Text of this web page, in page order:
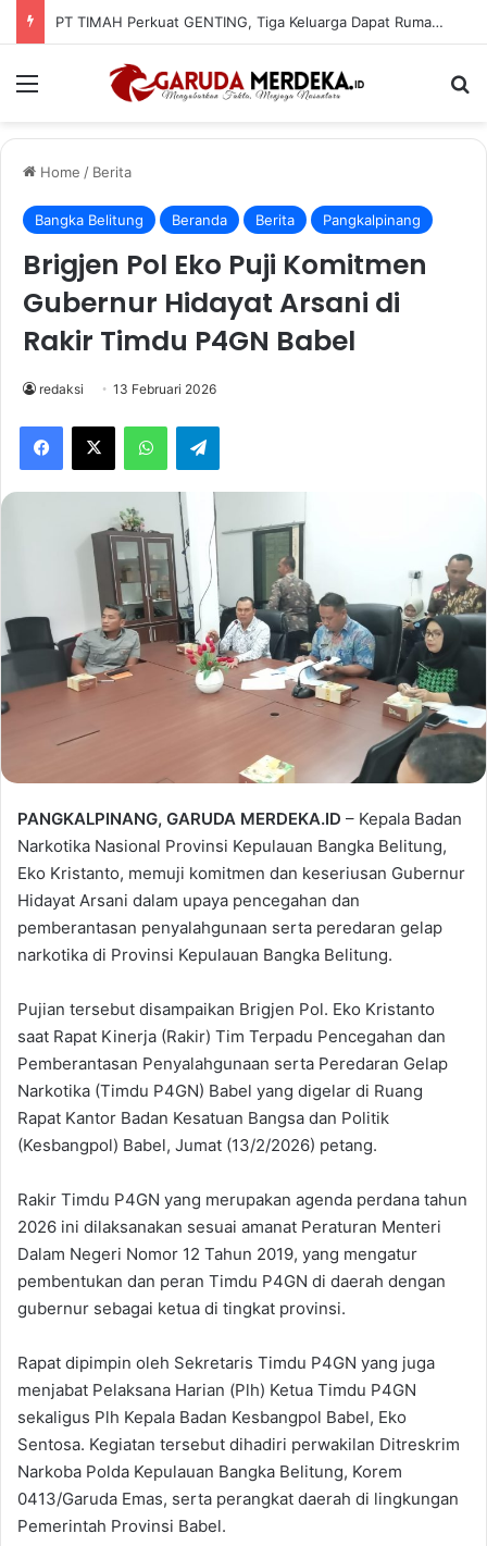
PT TIMAH Perkuat GENTING, Tiga Keluarga Dapat Rumah Layak Huni
Menu
Home / Berita
Bangka Belitung Beranda Berita Pangkalpinang
Brigjen Pol Eko Puji Komitmen
Gubernur Hidayat Arsani di
Rakir Timdu P4GN Babel
redaksi 13 Februari 2026
Facebook
X WhatsAppTelegram
PANGKALPINANG, GARUDA MERDEKA.ID – Kepala Badan
Narkotika Nasional Provinsi Kepulauan Bangka Belitung,
Eko Kristanto, memuji komitmen dan keseriusan Gubernur
Hidayat Arsani dalam upaya pencegahan dan
pemberantasan penyalahgunaan serta peredaran gelap
narkotika di Provinsi Kepulauan Bangka Belitung.
Pujian tersebut disampaikan Brigjen Pol. Eko Kristanto
saat Rapat Kinerja (Rakir) Tim Terpadu Pencegahan dan
Pemberantasan Penyalahgunaan serta Peredaran Gelap
Narkotika (Timdu P4GN) Babel yang digelar di Ruang
Rapat Kantor Badan Kesatuan Bangsa dan Politik
(Kesbangpol) Babel, Jumat (13/2/2026) petang.
Rakir Timdu P4GN yang merupakan agenda perdana tahun
2026 ini dilaksanakan sesuai amanat Peraturan Menteri
Dalam Negeri Nomor 12 Tahun 2019, yang mengatur
pembentukan dan peran Timdu P4GN di daerah dengan
gubernur sebagai ketua di tingkat provinsi.
Rapat dipimpin oleh Sekretaris Timdu P4GN yang juga
menjabat Pelaksana Harian (Plh) Ketua Timdu P4GN
sekaligus Plh Kepala Badan Kesbangpol Babel, Eko
Sentosa. Kegiatan tersebut dihadiri perwakilan Ditreskrim
Narkoba Polda Kepulauan Bangka Belitung, Korem
0413/Garuda Emas, serta perangkat daerah di lingkungan
Pemerintah Provinsi Babel.